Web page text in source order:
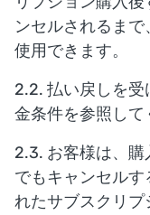
ンセルされるま
使用できます。
2.2. 払い戻しを
金条件を参照して
2.3. お客様は、
でもキャンセル
れたサブスクリ